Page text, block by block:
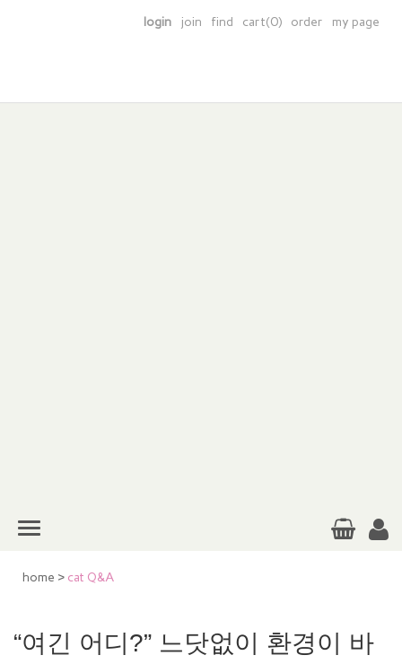
login join find cart(0) order my page
home > cat Q&A
“여긴 어디?” 느닷없이 환경이 바